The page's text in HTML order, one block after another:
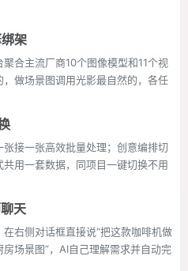
架
合主流厂商10个图像模型和11个视
做场景图调用光影最自然的，各任
接一张高效批量处理；创意编排切
用一套数据，同项目一键切换不用
天
右侧对话框直接说“把这款咖啡机做
场景图”，AI自己理解需求并自动完